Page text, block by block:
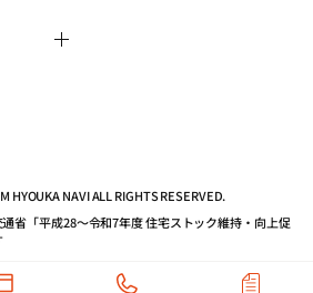
せ
なさまへ
集
る
体トピックス
ー
て
づくりナビセンター
宅センター
HYOUKA NAVI ALL RIGHTS RESERVED.
省「平成28～令和7年度 住宅ストック維持・向上促